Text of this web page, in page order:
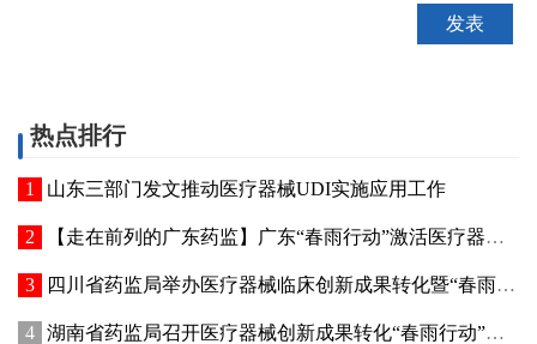
热点排行
山东三部门发文推动医疗器械UDI实施应用工作
【走在前列的广东药监】广东“春雨行动”激活医疗器械创新动能
四川省药监局举办医疗器械临床创新成果转化暨“春雨行动”宣贯培训会
湖南省药监局召开医疗器械创新成果转化“春雨行动”推进会